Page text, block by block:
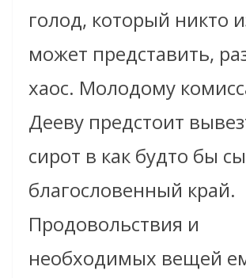
голод, который никто
может представить,
хаос. Молодому
Дееву предстоит
сирот в как будто бы
благословенный край.
Продовольствия и
необходимых вещей